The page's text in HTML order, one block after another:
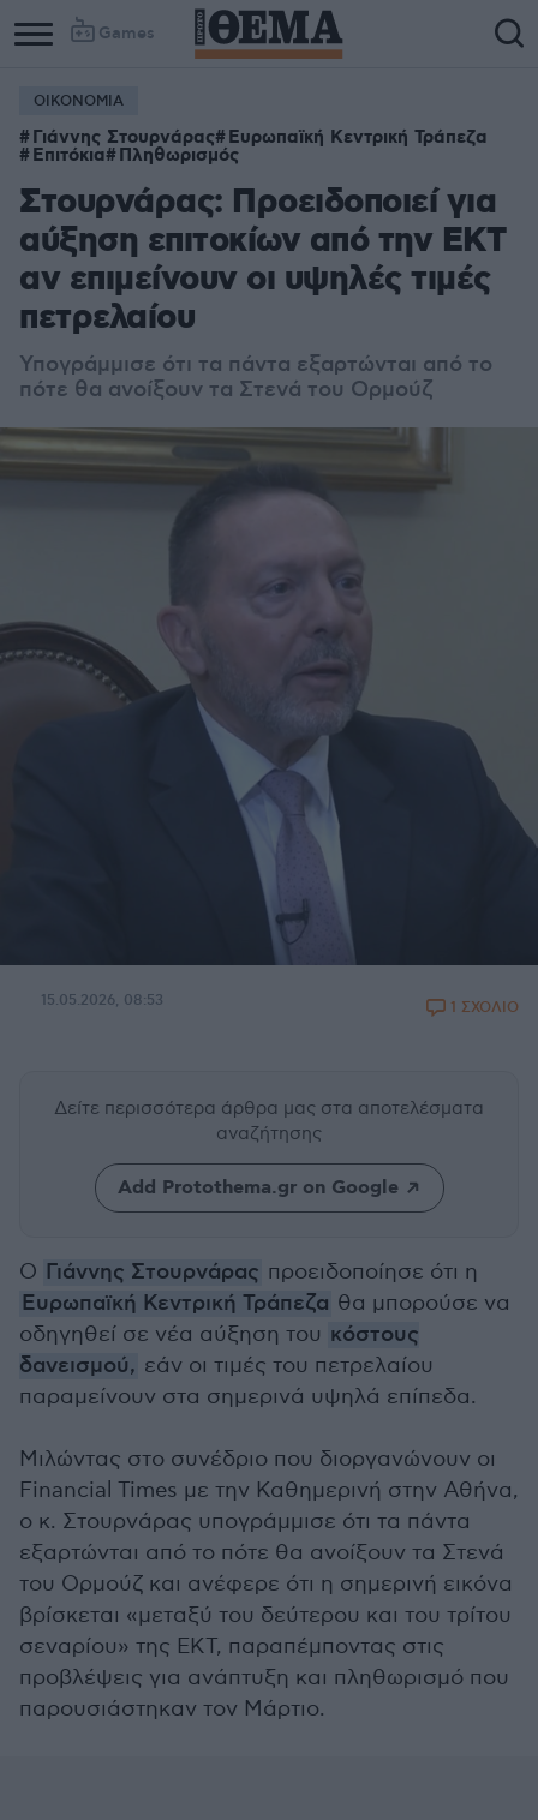
Games
ΟΙΚΟΝΟΜΙΑ
Γιάννης Στουρνάρας Ευρωπαϊκή Κεντρική Τράπεζα
Επιτόκια Πληθωρισμός
Στουρνάρας: Προειδοποιεί για
αύξηση επιτοκίων από την ΕΚΤ
αν επιμείνουν οι υψηλές τιμές
πετρελαίου
Υπογράμμισε ότι τα πάντα εξαρτώνται από το
πότε θα ανοίξουν τα Στενά του Ορμούζ
15.05.2026, 08:53 1 ΣΧΟΛΙΟ
Δείτε περισσότερα άρθρα μας στα αποτελέσματα
αναζήτησης
Add Protothema.gr on Google
Ο Γιάννης Στουρνάρας προειδοποίησε ότι η
Ευρωπαϊκή Κεντρική Τράπεζα θα μπορούσε να
οδηγηθεί σε νέα αύξηση του κόστους
δανεισμού, εάν οι τιμές του πετρελαίου
παραμείνουν στα σημερινά υψηλά επίπεδα.
Μιλώντας στο συνέδριο που διοργανώνουν οι
Financial Times με την Καθημερινή στην Αθήνα,
ο κ. Στουρνάρας υπογράμμισε ότι τα πάντα
εξαρτώνται από το πότε θα ανοίξουν τα Στενά
του Ορμούζ και ανέφερε ότι η σημερινή εικόνα
βρίσκεται «μεταξύ του δεύτερου και του τρίτου
σεναρίου» της ΕΚΤ, παραπέμποντας στις
προβλέψεις για ανάπτυξη και πληθωρισμό που
παρουσιάστηκαν τον Μάρτιο.